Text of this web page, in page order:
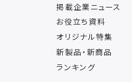
掲載企業ニュース
お役立ち資料
オリジナル特集
新製品・新商品
ランキング